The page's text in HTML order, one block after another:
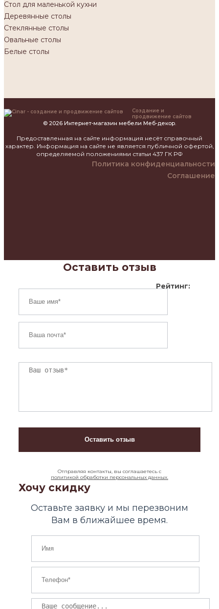
Стол для маленькой кухни
Деревянные столы
Стеклянные столы
Овальные столы
Белые столы
Создание и
продвижение сайтов
© 2026 Интернет-магазин мебели Меб-декор.
Предоставленная на сайте информация несёт справочный
характер. Информация на сайте не является публичной офертой,
определяемой положениями статьи 437 ГК РФ
Политика конфиденциальности
Соглашение
Оставить отзыв
Рейтинг:
Отправляя контакты, вы соглашаетесь с
политикой обработки персональных данных.
Хочу скидку
Оставьте заявку и мы перезвоним
Вам в ближайшее время.